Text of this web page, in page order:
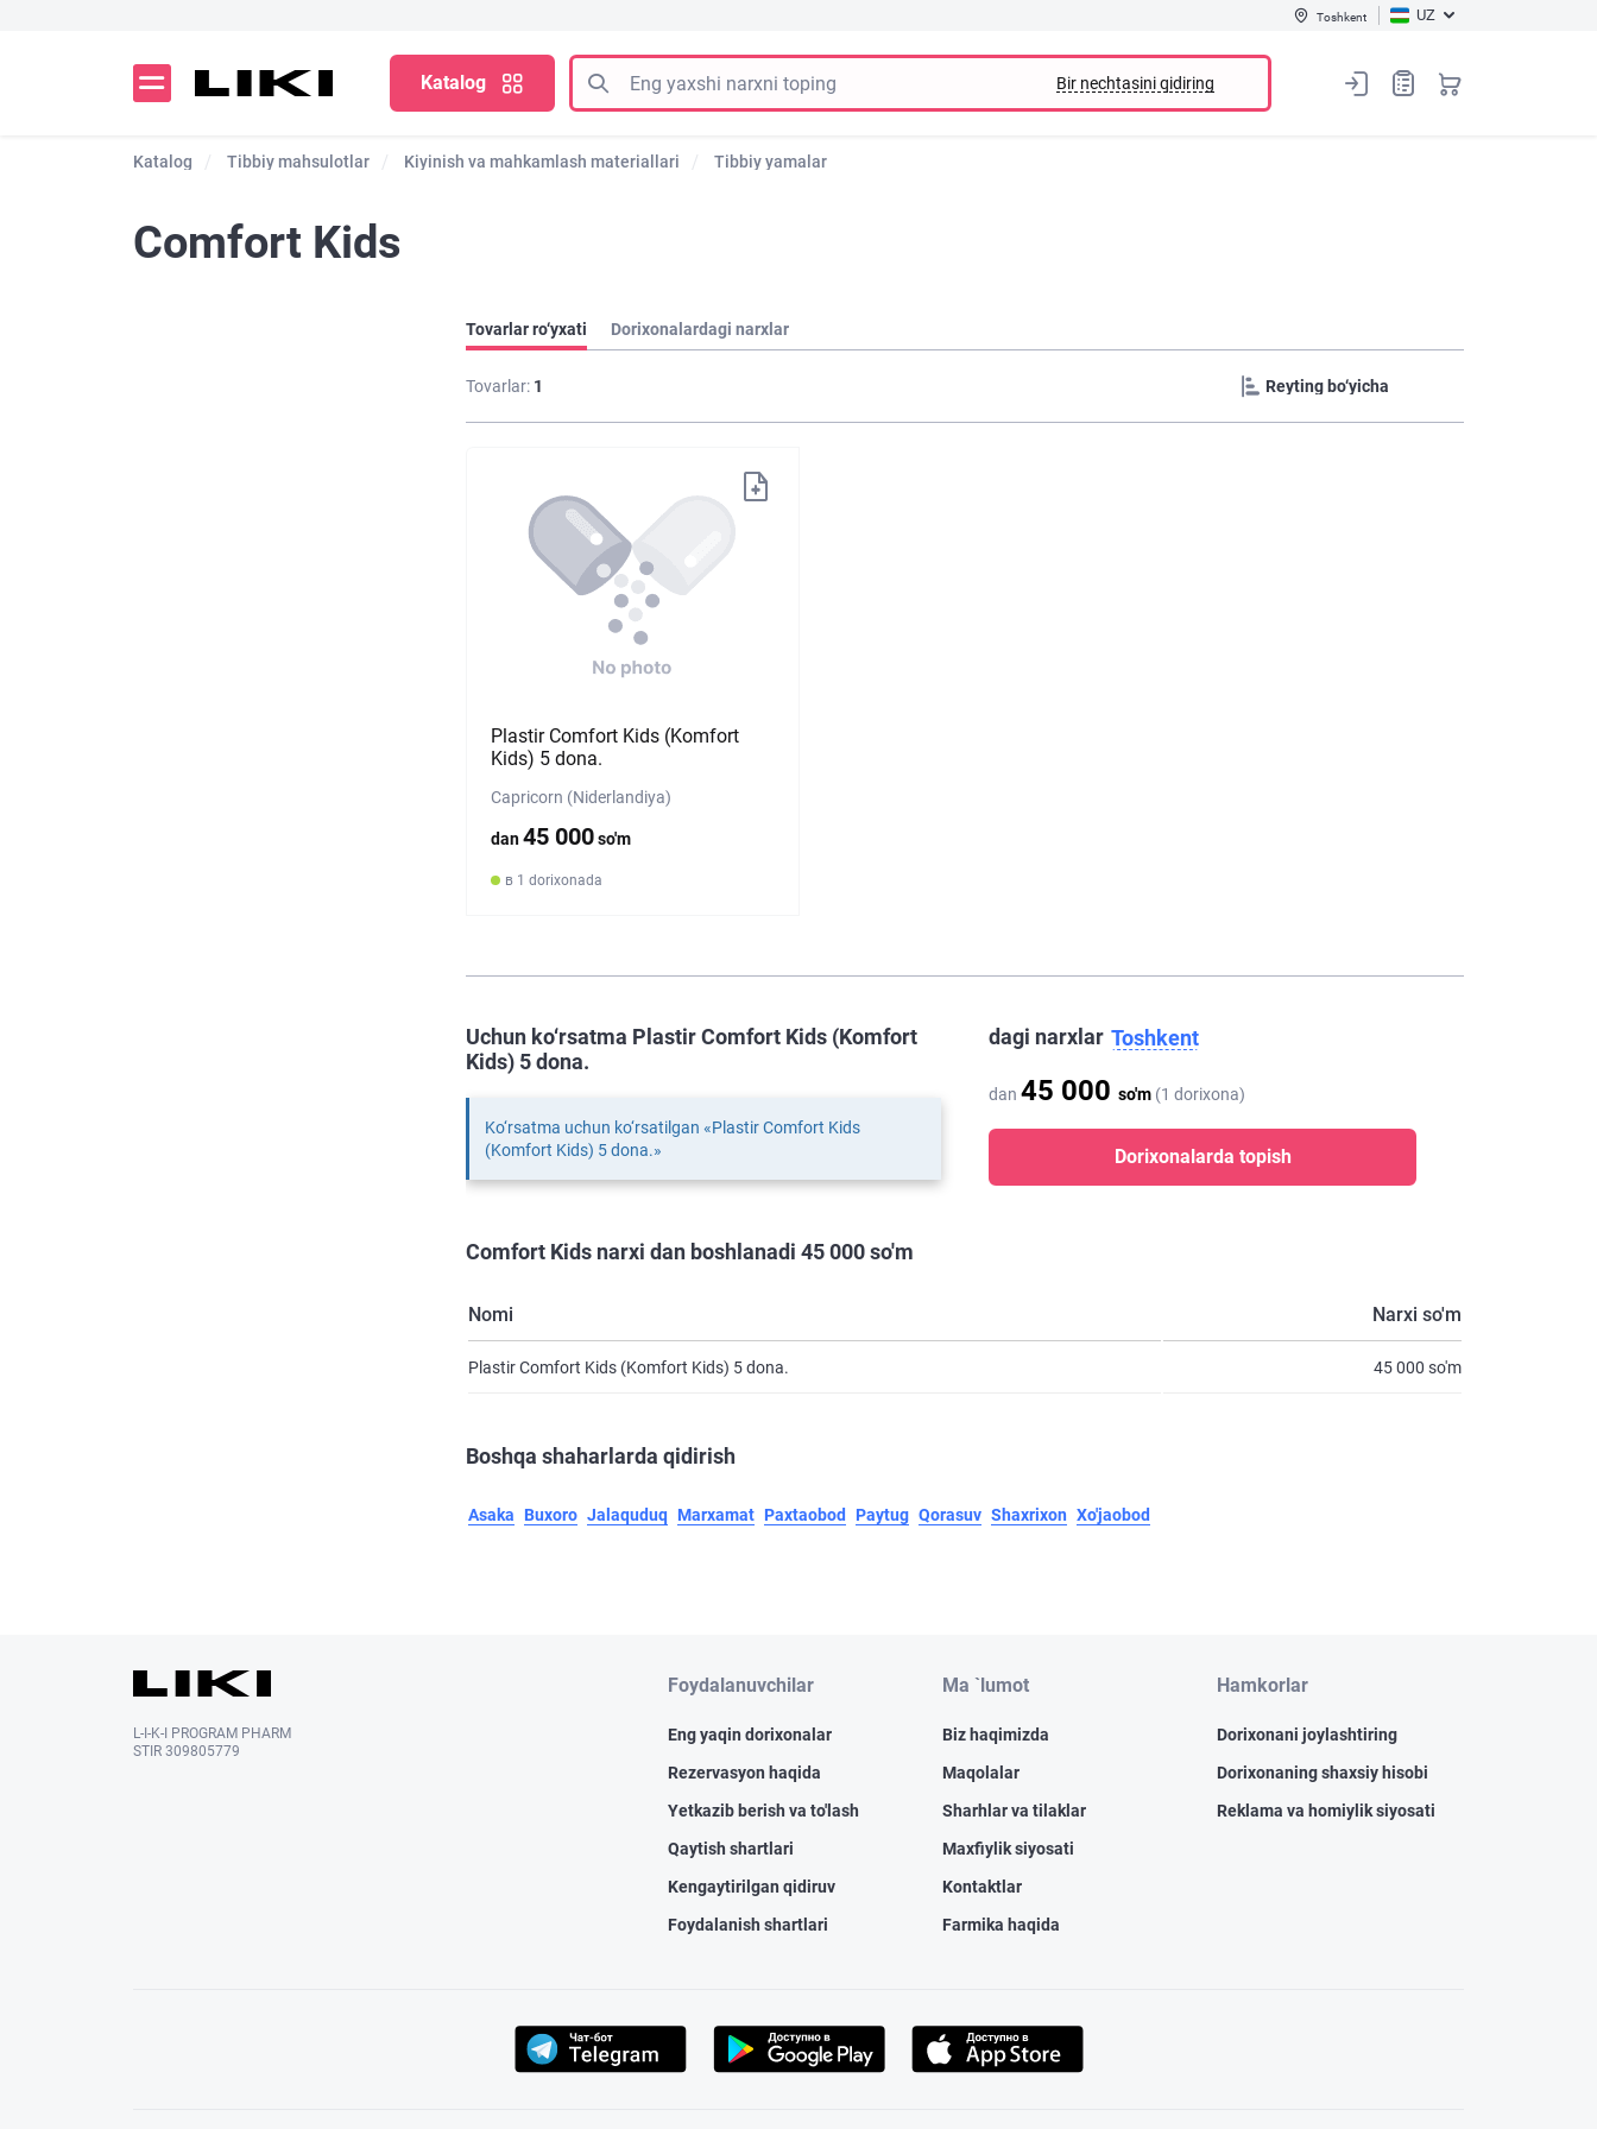
Toshkent UZ
Katalog Bir nechtasini qidiring
Katalog Tibbiy mahsulotlar Kiyinish va mahkamlash materiallari Tibbiy yamalar
Comfort Kids
Tovarlar ro‘yxati Dorixonalardagi narxlar
Tovarlar: 1
Plastir Comfort Kids (Komfort
Kids) 5 dona.
Capricorn (Niderlandiya)
dan45 000so'm
в 1 dorixonada
dagi narxlar Toshkent
dan 45 000 so'm (1 dorixona)
Dorixonalarda topish
Uchun ko‘rsatma Plastir Comfort Kids (Komfort
Kids) 5 dona.
Ko‘rsatma uchun ko‘rsatilgan «Plastir Comfort Kids
(Komfort Kids) 5 dona.»
Comfort Kids narxi dan boshlanadi 45 000 so'm
Nomi Narxi so'm
Plastir Comfort Kids (Komfort Kids) 5 dona. 45 000 so'm
Boshqa shaharlarda qidirish
Asaka Buxoro Jalaquduq Marxamat Paxtaobod Paytug Qorasuv Shaxrixon Xo'jaobod
L-I-K-I PROGRAM PHARM
STIR 309805779
Foydalanuvchilar
Eng yaqin dorixonalar
Rezervasyon haqida
Yetkazib berish va to'lash
Qaytish shartlari
Kengaytirilgan qidiruv
Foydalanish shartlari
Ma `lumot
Biz haqimizda
Maqolalar
Sharhlar va tilaklar
Maxfiylik siyosati
Kontaktlar
Farmika haqida
Hamkorlar
Dorixonani joylashtiring
Dorixonaning shaxsiy hisobi
Reklama va homiylik siyosati